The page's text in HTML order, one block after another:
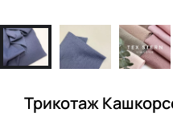
Трикотаж